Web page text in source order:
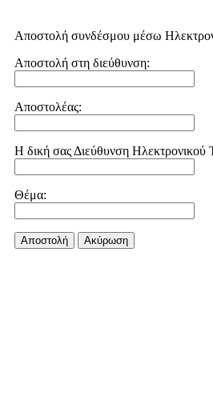
Αποστολή συνδέσμου μέσω
Αποστολή στη διεύθυνση:
Αποστολέας:
Η δική σας Διεύθυνση Ηλεκτρονικού
Θέμα:
Αποστολή Aκύρωση